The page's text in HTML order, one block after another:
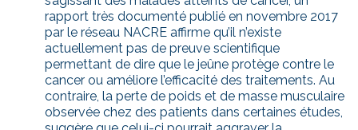
rapport très documenté publié en novembre 2017
par le réseau NACRE affirme qu’il n’existe
actuellement pas de preuve scientifique
permettant de dire que le jeûne protège contre le
cancer ou améliore l’efficacité des traitements. Au
contraire, la perte de poids et de masse musculaire
observée chez des patients dans certaines études,